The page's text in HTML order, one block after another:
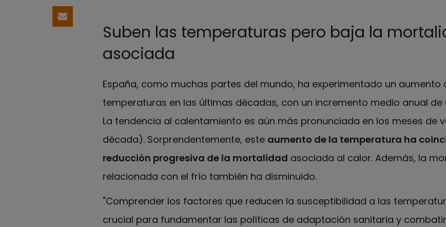
Compartir por email
Suben las temperaturas pero baja la
asociada
España, como muchas partes del mundo, ha experimentado un aumento
temperaturas en las últimas décadas, con un incremento medio anual de
La tendencia al calentamiento es aún más pronunciada en los meses de
década). Sorprendentemente, este aumento de la temperatura ha
reducción progresiva de la mortalidad asociada al calor. Además, la
relacionada con el frío también ha disminuido.
"Comprender los factores que reducen la susceptibilidad a las
crucial para fundamentar las políticas de adaptación sanitaria y